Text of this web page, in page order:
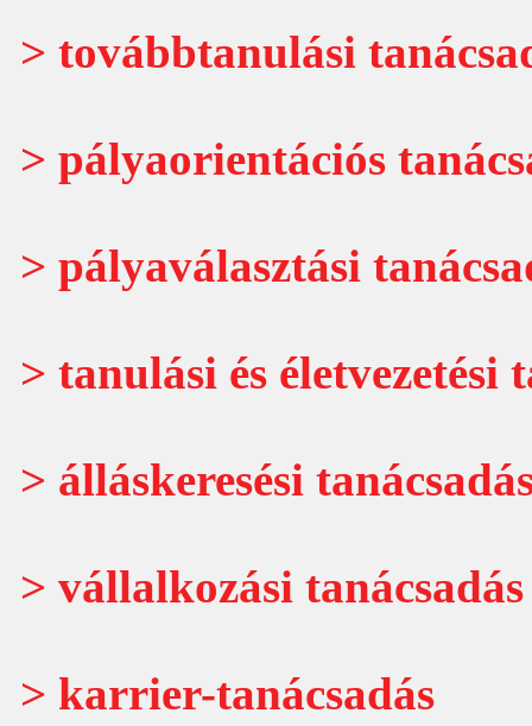
> továbbtanulási
> pályaorientációs
> pályaválasztási
> tanulási és életvezetési
> álláskeresési
> vállalkozási tanácsadás
> karrier-tanácsadás